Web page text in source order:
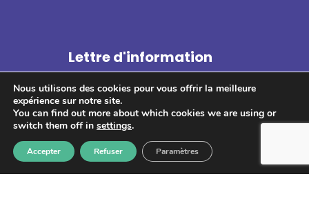
Lettre d'information
S'abonner
Les informations recueillies à partir de ce formulaire sont
Nous utilisons des cookies pour vous offrir la meilleure
expérience sur notre site.
You can find out more about which cookies we are using or
switch them off in settings.
Accepter Refuser Paramètres